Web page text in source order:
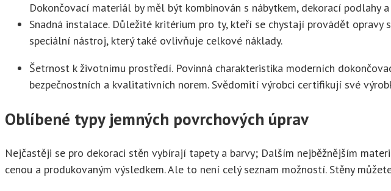
Dokončovací materiál by měl být kombinován s nábytkem, dekorací podlahy
Snadná instalace. Důležité kritérium pro ty, kteří se chystají provádět
speciální nástroj, který také ovlivňuje celkové náklady.
Šetrnost k životnímu prostředí. Povinná charakteristika moderních
bezpečnostních a kvalitativních norem. Svědomití výrobci certifikují své
Oblíbené typy jemných povrchových úprav
Nejčastěji se pro dekoraci stěn vybírají tapety a barvy; Dalším nejběžnějším
cenou a produkovaným výsledkem. Ale to není celý seznam možností. Stěny